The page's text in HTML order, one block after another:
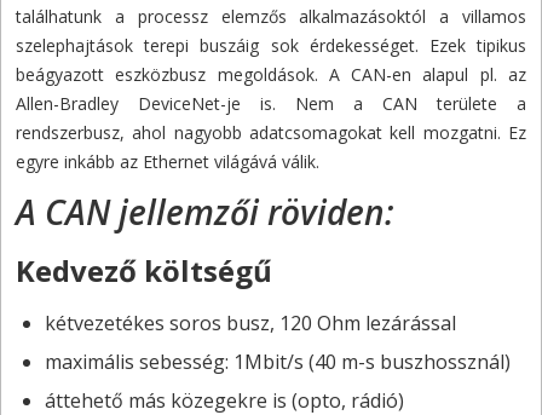
találhatunk a processz elemzős alkalmazásoktól a villamos
szelephajtások terepi buszáig sok érdekességet. Ezek tipikus
beágyazott eszközbusz megoldások. A CAN-en alapul pl. az
Allen-Bradley DeviceNet-je is. Nem a CAN területe a
rendszerbusz, ahol nagyobb adatcsomagokat kell mozgatni. Ez
egyre inkább az Ethernet világává válik.
A CAN jellemzői röviden:
Kedvező költségű
kétvezetékes soros busz, 120 Ohm lezárással
maximális sebesség: 1Mbit/s (40 m-s buszhossznál)
áttehető más közegekre is (opto, rádió)